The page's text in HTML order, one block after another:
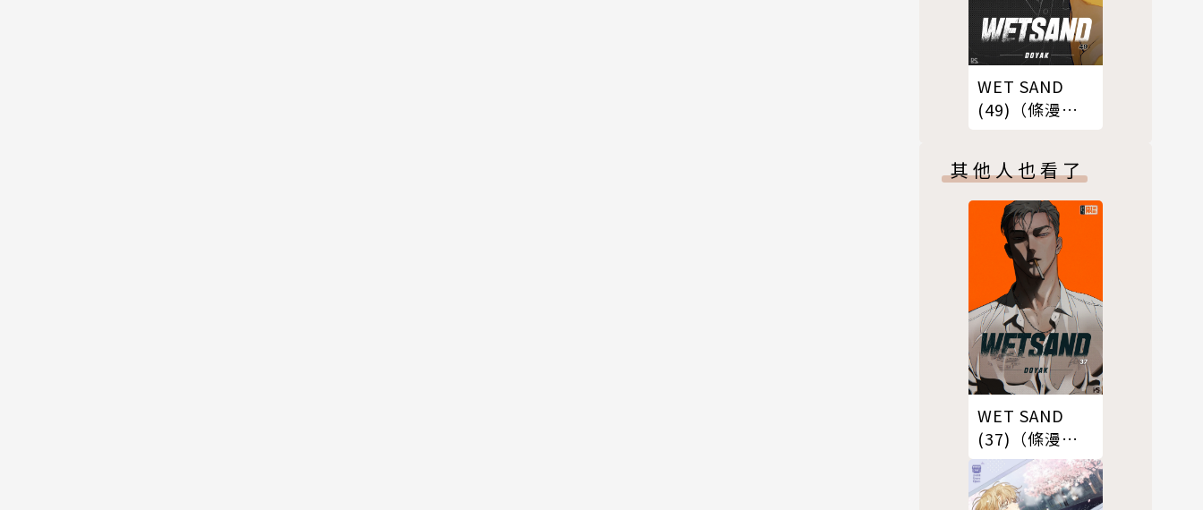
WET SAND
(49)（條漫
其他人也看了
WET SAND
(37)（條漫
版）